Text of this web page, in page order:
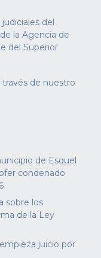
del
la Agencia de
del Superior
de nuestro
de Esquel
condenado
sobre los
de la Ley
juicio por